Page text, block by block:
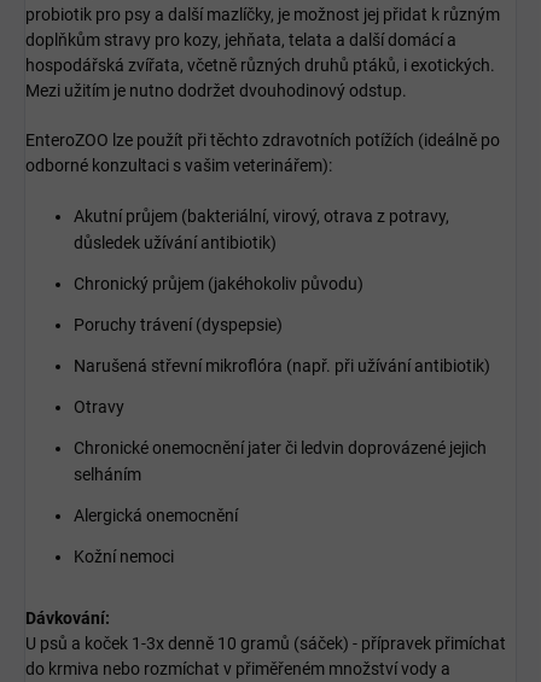
probiotik pro psy a další mazlíčky, je možnost jej přidat k různým
doplňkům stravy pro kozy, jehňata, telata a další domácí a
hospodářská zvířata, včetně různých druhů ptáků, i exotických.
Mezi užitím je nutno dodržet dvouhodinový odstup.
EnteroZOO lze použít při těchto zdravotních potížích (ideálně po
odborné konzultaci s vašim veterinářem):
Akutní průjem (bakteriální, virový, otrava z potravy,
důsledek užívání antibiotik)
Chronický průjem (jakéhokoliv původu)
Poruchy trávení (dyspepsie)
Narušená střevní mikroflóra (např. při užívání antibiotik)
Otravy
Chronické onemocnění jater či ledvin doprovázené jejich
selháním
Alergická onemocnění
Kožní nemoci
Dávkování:
U psů a koček 1-3x denně 10 gramů (sáček) - přípravek přimíchat
do krmiva nebo rozmíchat v přiměřeném množství vody a